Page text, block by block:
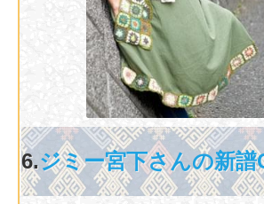
6.ジミー宮下さんの新